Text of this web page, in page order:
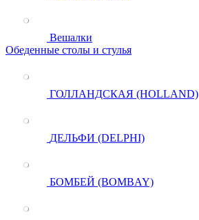
Вешалки
Обеденные столы и стулья
ГОЛЛАНДСКАЯ (HOLLAND)
ДЕЛЬФИ (DELPHI)
БОМБЕЙ (BOMBAY)